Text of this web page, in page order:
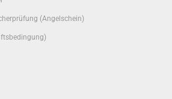
(Angelschein)